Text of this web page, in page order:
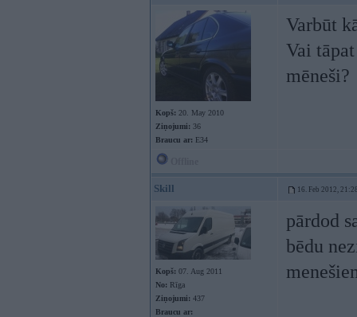
Kopš: 20. May 2010
Ziņojumi: 36
Braucu ar: E34
Varbūt
Vai
mēneši?
Skill 16. Feb 2012,
Kopš: 07. Aug 2011
No: Rīga
Ziņojumi: 437
Braucu ar:
pārdod
bēdu